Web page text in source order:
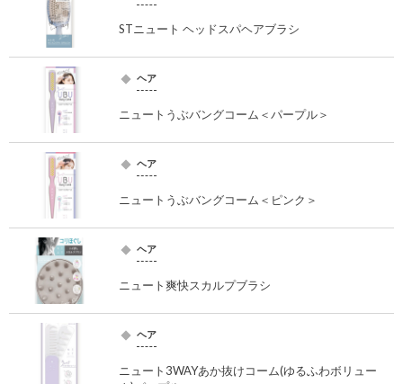
STニュート ヘッドスパヘアブラシ
ヘア
ニュートうぶバングコーム＜パープル＞
ヘア
ニュートうぶバングコーム＜ピンク＞
ヘア
ニュート爽快スカルプブラシ
ヘア
ニュート3WAYあか抜けコーム(ゆるふわボリュー